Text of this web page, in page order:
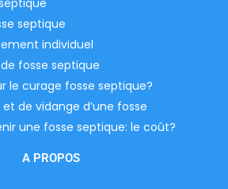
septique
individuel
fosse septique
le curage fosse septique?
de vidange d’une fosse
une fosse septique: le coût?
A PROPOS